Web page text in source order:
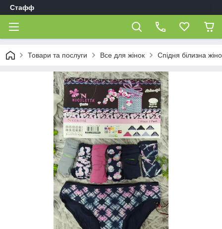
Стафф
Товари та послуги Все для жінок Спідня білизна